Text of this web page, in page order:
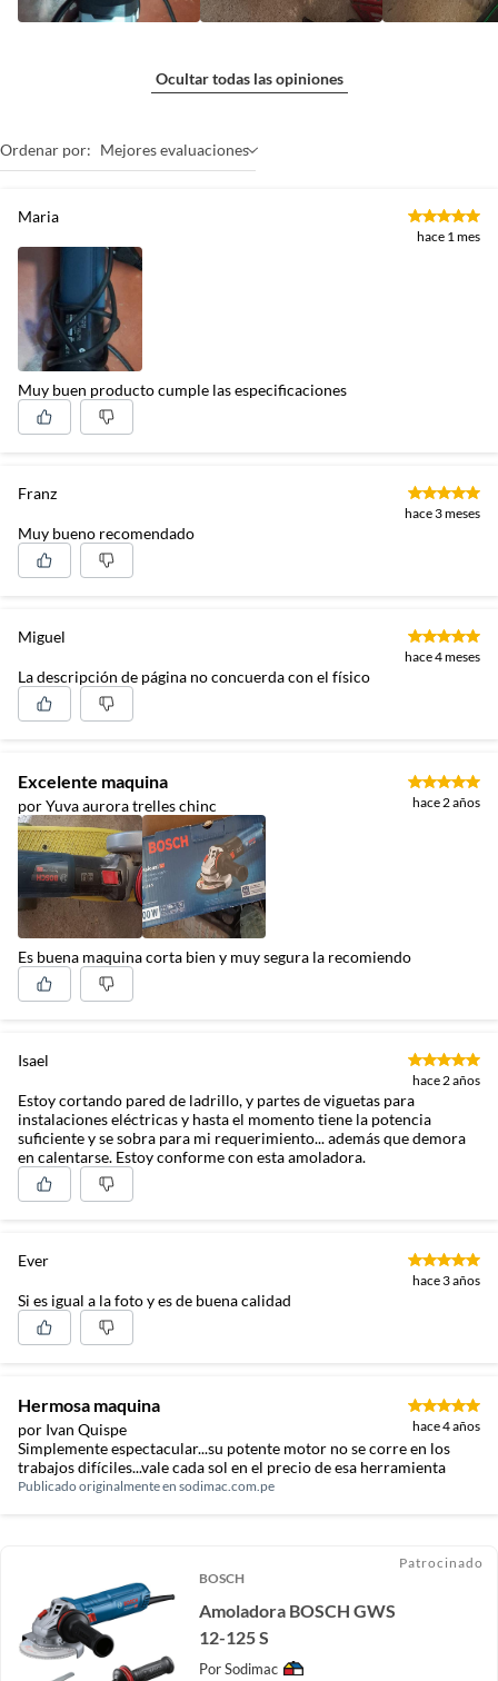
Ocultar todas las opiniones
Ordenar por: Mejores evaluaciones
Maria
hace 1 mes
Muy buen producto cumple las especificaciones
Franz
hace 3 meses
Muy bueno recomendado
Miguel
hace 4 meses
La descripción de página no concuerda con el físico
Excelente maquina
por Yuva aurora trelles chinc hace 2 años
Es buena maquina corta bien y muy segura la recomiendo
Isael
hace 2 años
Estoy cortando pared de ladrillo, y partes de viguetas para
instalaciones eléctricas y hasta el momento tiene la potencia
suficiente y se sobra para mi requerimiento... además que demora
en calentarse. Estoy conforme con esta amoladora.
Ever
hace 3 años
Si es igual a la foto y es de buena calidad
Hermosa maquina
por Ivan Quispe hace 4 años
Simplemente espectacular...su potente motor no se corre en los
trabajos difíciles...vale cada sol en el precio de esa herramienta
Publicado originalmente en sodimac.com.pe
BOSCH
Amoladora BOSCH GWS
12-125 S
PorSodimac
Patrocinado